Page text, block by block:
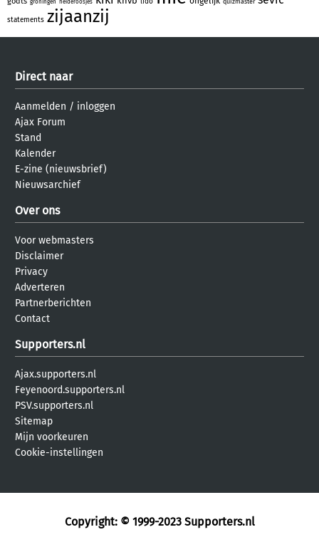
groningen heideroosjes
statements zijaanzij
Direct naar
Aanmelden / inloggen
Ajax Forum
Stand
Kalender
E-zine (nieuwsbrief)
Nieuwsarchief
Over ons
Voor webmasters
Disclaimer
Privacy
Adverteren
Partnerberichten
Contact
Supporters.nl
Ajax.supporters.nl
Feyenoord.supporters.nl
PSV.supporters.nl
Sitemap
Mijn voorkeuren
Cookie-instellingen
Copyright: © 1999-2023 Supporters.nl